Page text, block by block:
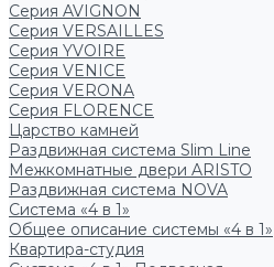
Серия AVIGNON
Серия VERSAILLES
Серия YVOIRE
Серия VENICE
Серия VERONA
Серия FLORENCE
Царство камней
Раздвижная система Slim Line
Межкомнатные двери ARISTO
Раздвижная система NOVA
Система «4 в 1»
Общее описание системы «4 в 1»
Квартира-студия